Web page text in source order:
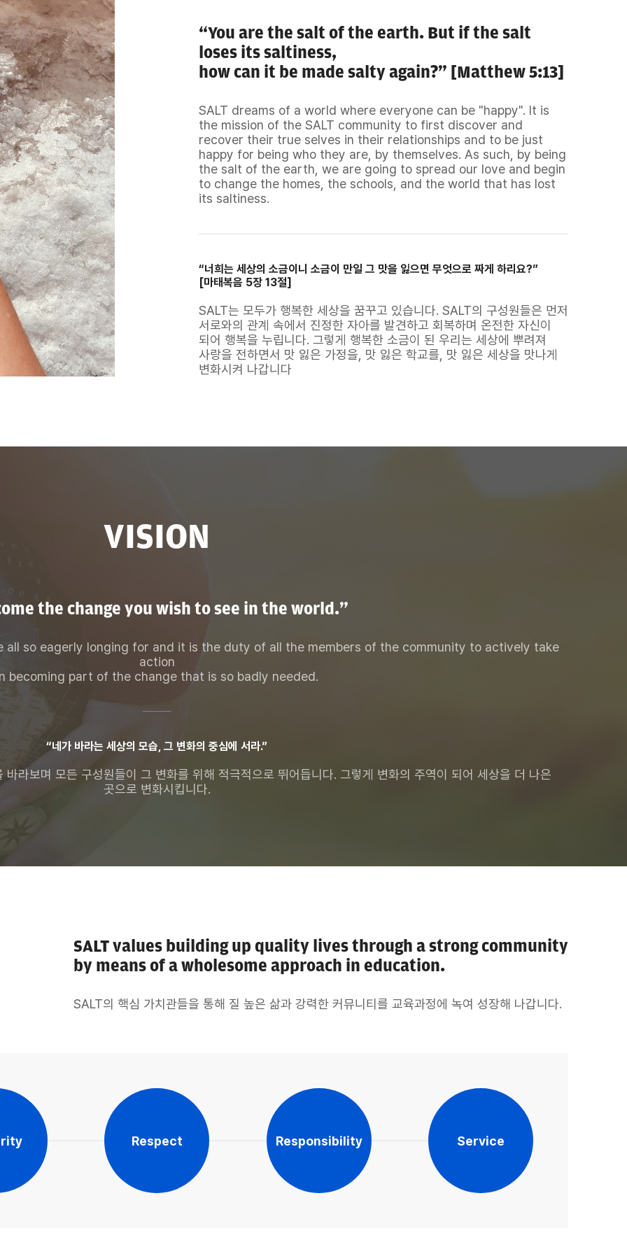
“You are the salt of the earth. But if the salt
loses its saltiness,
how can it be made salty again?” [Matthew 5:13]
SALT dreams of a world where everyone can be "happy". It is
the mission of the SALT community to first discover and
recover their true selves in their relationships and to be just
happy for being who they are, by themselves. As such, by being
the salt of the earth, we are going to spread our love and begin
to change the homes, the schools, and the world that has lost
“너희는 세상의 소금이니 소금이 만일 그 맛을 잃으면 무엇으로 짜게 하리요?”
[마태복음 5장 13절]
SALT는 모두가 행복한 세상을 꿈꾸고 있습니다. SALT의 구성원들은 먼저
서로와의 관계 속에서 진정한 자아를 발견하고 회복하며 온전한 자신이
되어 행복을 누립니다. 그렇게 행복한 소금이 된 우리는 세상에 뿌려져
사랑을 전하면서 맛 잃은 가정을, 맛 잃은 학교를, 맛 잃은 세상을 맛나게
VISION
the change you wish to see in the world.”
all so eagerly longing for and it is the duty of all the members of the community to actively take
action
“네가 바라는 세상의 모습, 그 변화의 중심에 서라.”
라보며 모든 구성원들이 그 변화를 위해 적극적으로 뛰어듭니다. 그렇게 변화의 주역이 되어 세상을 더 나은
SALT values building up quality lives through a strong community
by means of a wholesome approach in education.
Respect Responsibility Service